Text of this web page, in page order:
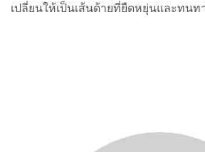
เปลี่ยนให้เป็นเส้นด้ายที่ยืดหยุ่นและทนท